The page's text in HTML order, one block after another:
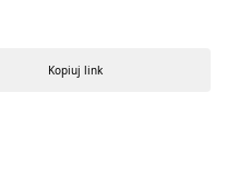
Kopiuj link